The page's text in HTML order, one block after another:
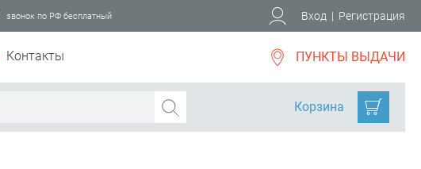
звонок по РФ бесплатный Вход | Регистрация
Контакты ПУНКТЫ ВЫДАЧИ
Корзина